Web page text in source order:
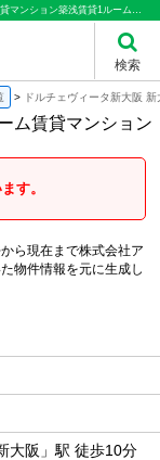
検索
ドルチェヴィータ新大阪 新大阪のワンルーム賃貸マンション！新大阪賃貸マンション築浅賃貸1ルーム屋上天然温泉温泉パス有りルネス工法｜株式会社アイシティ住宅サービス
ドルチェヴィータ新大阪
ム賃貸マンション
す。
ら現在まで株式会社ア
物件情報を元に生成し
大阪」駅 徒歩10分